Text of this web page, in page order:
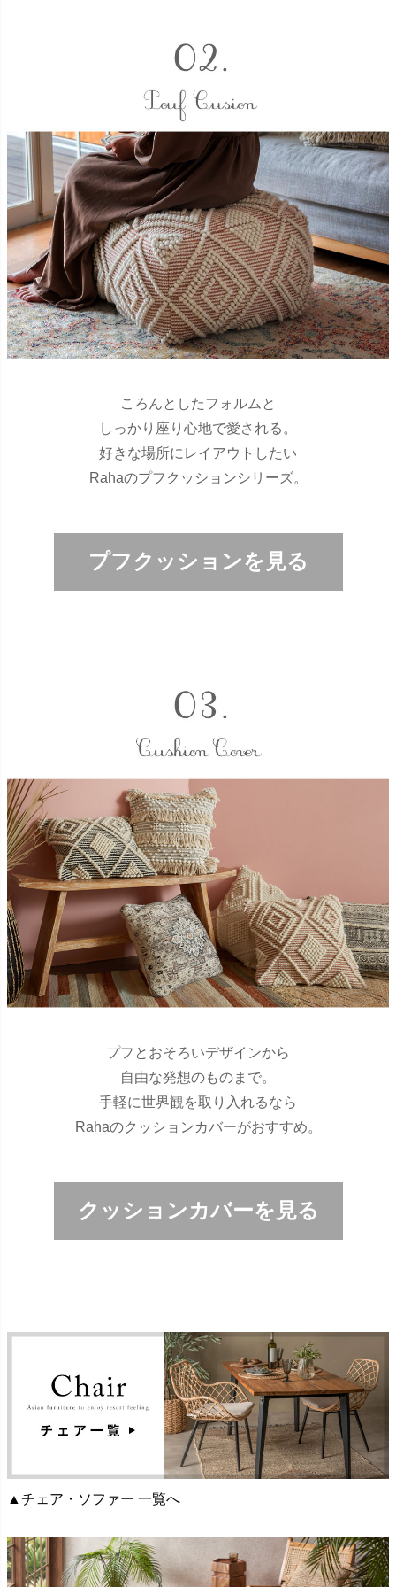
ころんとしたフォルムと
しっかり座り心地で愛される。
好きな場所にレイアウトしたい
Rahaのプフクッションシリーズ。
プフクッションを見る
プフとおそろいデザインから
自由な発想のものまで。
手軽に世界観を取り入れるなら
Rahaのクッションカバーがおすすめ。
クッションカバーを見る
▲チェア・ソファー 一覧へ